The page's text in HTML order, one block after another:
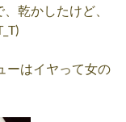
乾かしたけど、
ーはイヤって女の